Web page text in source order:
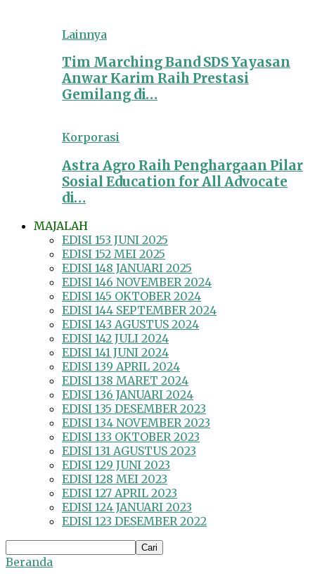
Lainnya
Tim Marching Band SDS Yayasan
Anwar Karim Raih Prestasi
Gemilang di…
Korporasi
Astra Agro Raih Penghargaan Pilar
Sosial Education for All Advocate
di…
MAJALAH
EDISI 153 JUNI 2025
EDISI 152 MEI 2025
EDISI 148 JANUARI 2025
EDISI 146 NOVEMBER 2024
EDISI 145 OKTOBER 2024
EDISI 144 SEPTEMBER 2024
EDISI 143 AGUSTUS 2024
EDISI 142 JULI 2024
EDISI 141 JUNI 2024
EDISI 139 APRIL 2024
EDISI 138 MARET 2024
EDISI 136 JANUARI 2024
EDISI 135 DESEMBER 2023
EDISI 134 NOVEMBER 2023
EDISI 133 OKTOBER 2023
EDISI 131 AGUSTUS 2023
EDISI 129 JUNI 2023
EDISI 128 MEI 2023
EDISI 127 APRIL 2023
EDISI 124 JANUARI 2023
EDISI 123 DESEMBER 2022
Beranda